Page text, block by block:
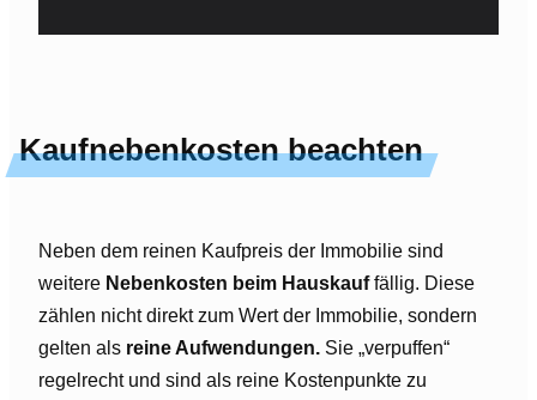
Kaufnebenkosten beachten
Neben dem reinen Kaufpreis der Immobilie sind
weitere Nebenkosten beim Hauskauffällig. Diese
zählen nicht direkt zum Wert der Immobilie, sondern
gelten als reine Aufwendungen. Sie „verpuffen“
regelrecht und sind als reine Kostenpunkte zu